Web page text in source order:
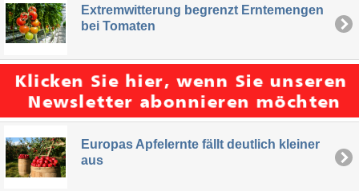
Extremwitterung begrenzt Erntemengen
bei Tomaten
Europas Apfelernte fällt deutlich kleiner
aus